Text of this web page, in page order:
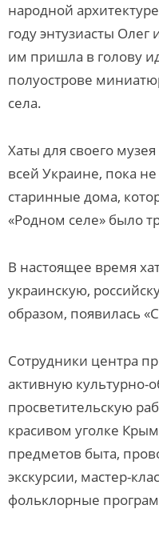
народной
году энтузиасты
им пришла в голову
полуострове
села.
Хаты для своего
всей Украине, пока
старинные дома,
«Родном селе» было
В настоящее время
украинскую,
образом, появилась
Сотрудники центра
активную культурно-
просветительскую
красивом уголке
предметов быта,
экскурсии, мастер-
фольклорные